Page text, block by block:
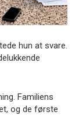
hun at svare.
Familiens
og de første